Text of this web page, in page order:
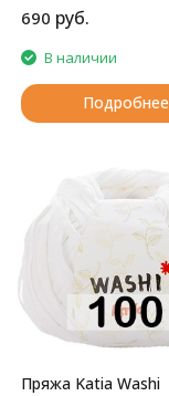
бренда.
690 руб.
В наличии
Подробнее
Пряжа Katia Washi